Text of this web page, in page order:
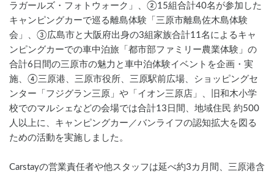
ラガールズ・フォトウォーク」、②15組合計40名が参加した
キャンピングカーで巡る離島体験「三原市離島佐木島体験
会」、③広島市と大阪府出身の3組家族合計11名によるキャ
ンピングカーでの車中泊旅「都市部ファミリー農業体験」の
合計6日間の三原市の魅力と車中泊体験イベントを企画・実
施、④三原港、三原市役所、三原駅前広場、ショッピングセ
ンター「フジグラン三原」や「イオン三原店」、旧和木小学
校でのマルシェなどの会場では合計13日間、地域住民 約500
人以上に、キャンピングカー／バンライフの認知拡大を図る
ための活動を実施しました。
Carstayの営業責任者や他スタッフは延べ約3カ月間、三原港含